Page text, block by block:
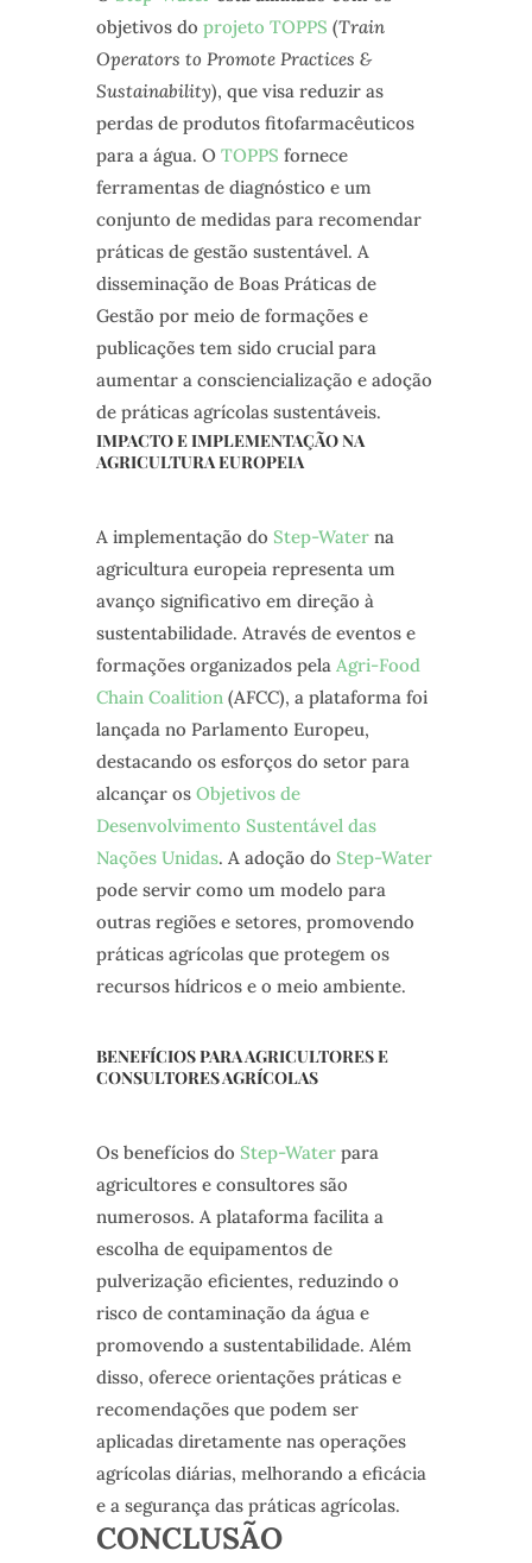
objetivos do projeto TOPPS (Train
Operators to Promote Practices &
Sustainability), que visa reduzir as
perdas de produtos fitofarmacêuticos
para a água. O TOPPS fornece
ferramentas de diagnóstico e um
conjunto de medidas para recomendar
práticas de gestão sustentável. A
disseminação de Boas Práticas de
Gestão por meio de formações e
publicações tem sido crucial para
aumentar a consciencialização e adoção
de práticas agrícolas sustentáveis.
IMPACTO E IMPLEMENTAÇÃO NA
AGRICULTURA EUROPEIA
A implementação do Step-Waterna
agricultura europeia representa um
avanço significativo em direção à
sustentabilidade. Através de eventos e
formações organizados pela Agri-Food
Chain Coalition(AFCC), a plataforma foi
lançada no Parlamento Europeu,
destacando os esforços do setor para
alcançar os Objetivos de
Desenvolvimento Sustentável das
Nações Unidas. A adoção do Step-Water
pode servir como um modelo para
outras regiões e setores, promovendo
práticas agrícolas que protegem os
recursos hídricos e o meio ambiente.
BENEFÍCIOS PARA AGRICULTORES E
CONSULTORES AGRÍCOLAS
Os benefícios do Step-Waterpara
agricultores e consultores são
numerosos. A plataforma facilita a
escolha de equipamentos de
pulverização eficientes, reduzindo o
risco de contaminação da água e
promovendo a sustentabilidade. Além
disso, oferece orientações práticas e
recomendações que podem ser
aplicadas diretamente nas operações
agrícolas diárias, melhorando a eficácia
e a segurança das práticas agrícolas.
CONCLUSÃO